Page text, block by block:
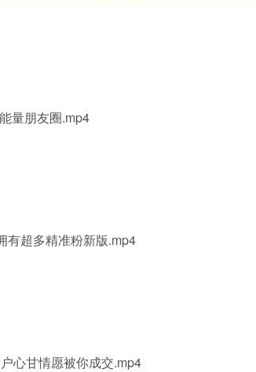
量朋友圈.mp4
有超多精准粉新版.mp4
心甘情愿被你成交.mp4